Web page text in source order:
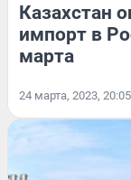
Казахстан
импорт в
марта
24 марта, 2023, 20:05